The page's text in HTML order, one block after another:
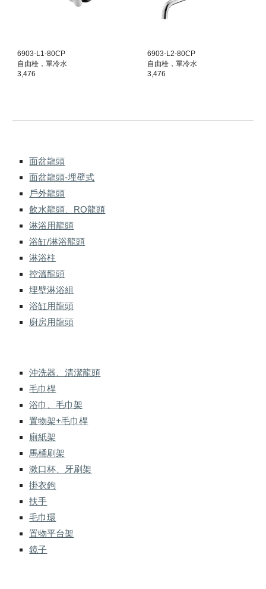
6903-L1-80CP
自由栓，單冷水
3,476
6903-L2-80CP
自由栓，單冷水
3,476
面盆龍頭
面盆龍頭-埋壁式
戶外龍頭
飲水龍頭、RO龍頭
淋浴用龍頭
浴缸/淋浴龍頭
淋浴柱
控溫龍頭
埋壁淋浴組
浴缸用龍頭
廚房用龍頭
沖洗器、清潔龍頭
毛巾桿
浴巾、毛巾架
置物架+毛巾桿
廁紙架
馬桶刷架
漱口杯、牙刷架
掛衣鉤
扶手
毛巾環
置物平台架
鏡子